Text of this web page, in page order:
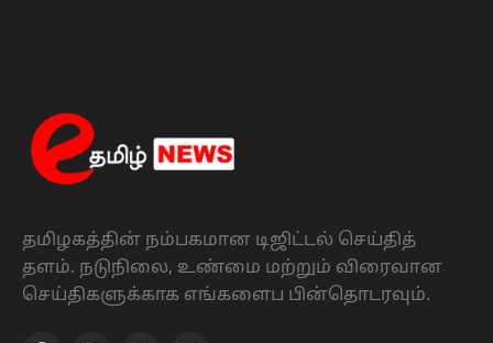
தமிழகத்தின் நம்பகமான டிஜிட்டல் செய்தித்
தளம். நடுநிலை, உண்மை மற்றும் விரைவான
செய்திகளுக்காக எங்களைப பின்தொடரவும்.